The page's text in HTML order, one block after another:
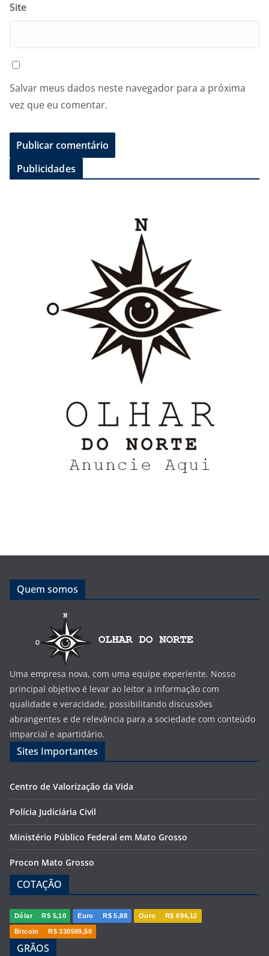
Site
Salvar meus dados neste navegador para a próxima
vez que eu comentar.
Publicidades
Quem somos
Uma empresa nova, com uma equipe experiente. Nosso
principal objetivo é levar ao leitor a informação com
qualidade e veracidade, possibilitando discussões
abrangentes e de relevância para a sociedade com conteúdo
imparcial e apartidário.
Sites Importantes
Centro de Valorização da Vida
Polícia Judiciária Civil
Ministério Público Federal em Mato Grosso
Procon Mato Grosso
COTAÇÃO
Dólar R$ 5,10 Euro R$ 5,88 Ouro R$ 694,12
Bitcoin R$ 330599,50
GRÃOS